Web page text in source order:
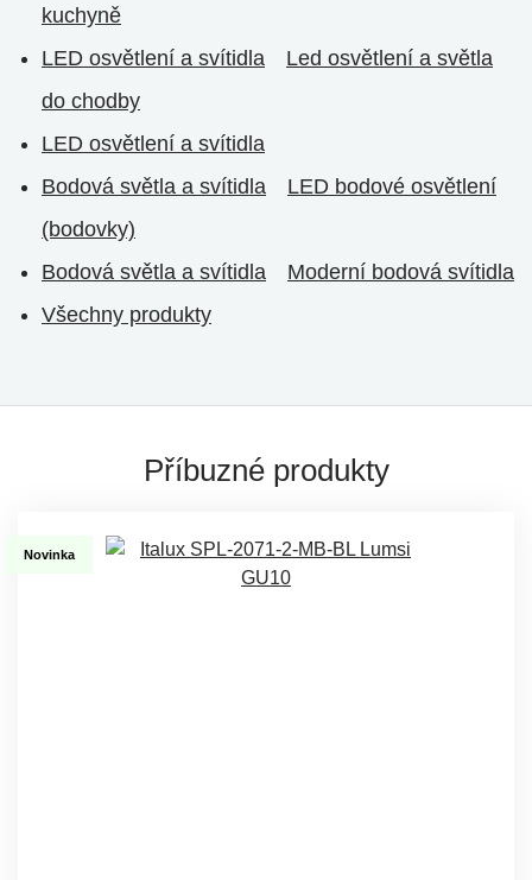
kuchyně
LED osvětlení a svítidla
Led osvětlení a světla
do chodby
LED osvětlení a svítidla
Bodová světla a svítidla
LED bodové osvětlení
(bodovky)
Bodová světla a svítidla
Moderní bodová svítidla
Všechny produkty
Příbuzné produkty
Novinka